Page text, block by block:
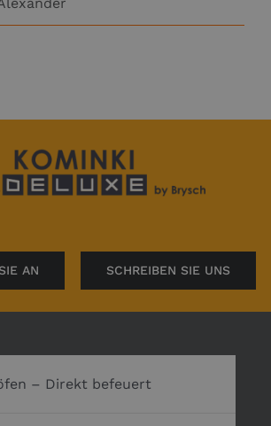
AN SCHREIBEN SIE UNS
– Direkt befeuert